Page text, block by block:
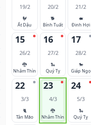
19/2
🐓
Ất Dậu
20/2
🐕
Bính Tuất
21/2
🐖
Đinh Hợi
15
26/2
🐉
Nhâm Thìn
16
27/2
🐍
Quý Tỵ
17
28/2
🐎
Giáp Ngọ
22
3/3
🐈
Tân Mão
23
4/3
🐉
Nhâm Thìn
24
5/3
🐍
Quý Tỵ